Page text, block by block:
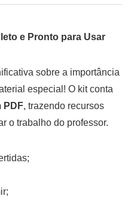
e Pronto para Usar
sobre a importância
especial! O kit conta
PDF, trazendo recursos
o trabalho do professor.